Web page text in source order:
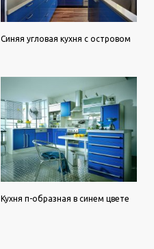
Синяя угловая кухня с островом
Кухня п-образная в синем цвете